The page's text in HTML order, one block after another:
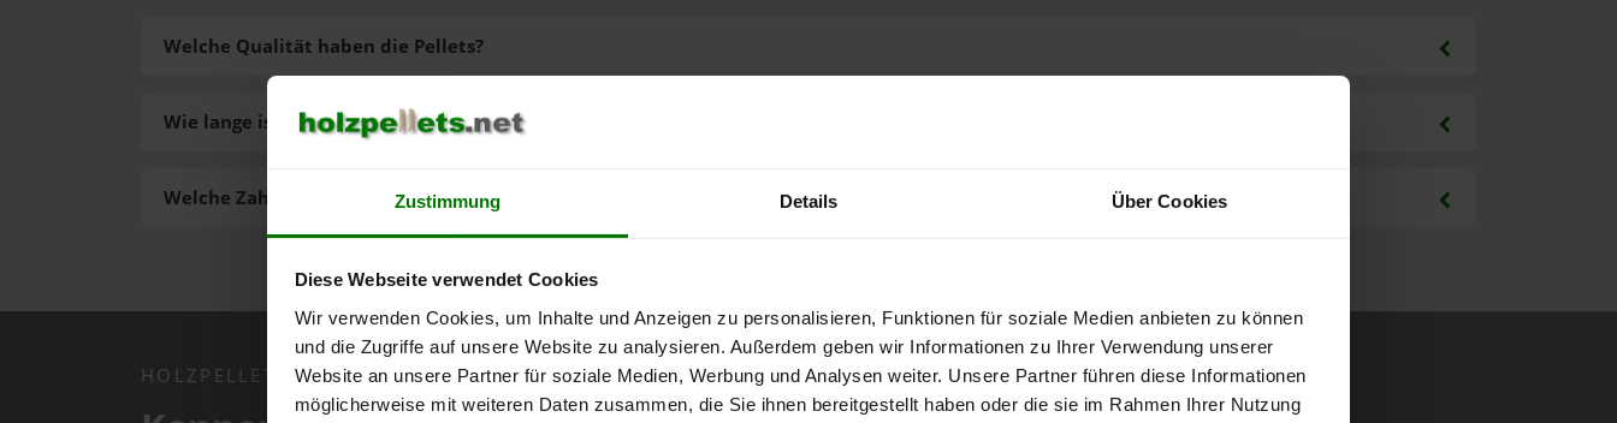
Zustimmung Details Über Cookies
Diese Webseite verwendet Cookies
Wir verwenden Cookies, um Inhalte und Anzeigen zu personalisieren, Funktionen für soziale Medien anbieten zu können
und die Zugriffe auf unsere Website zu analysieren. Außerdem geben wir Informationen zu Ihrer Verwendung unserer
Website an unsere Partner für soziale Medien, Werbung und Analysen weiter. Unsere Partner führen diese Informationen
möglicherweise mit weiteren Daten zusammen, die Sie ihnen bereitgestellt haben oder die sie im Rahmen Ihrer Nutzung
Welche Zahlungsarten gibt es?
Welche Qualität haben die Pellets?
Wie lange ist die Lieferzeit der Pellets?
HOLZPELLETS.NET APP